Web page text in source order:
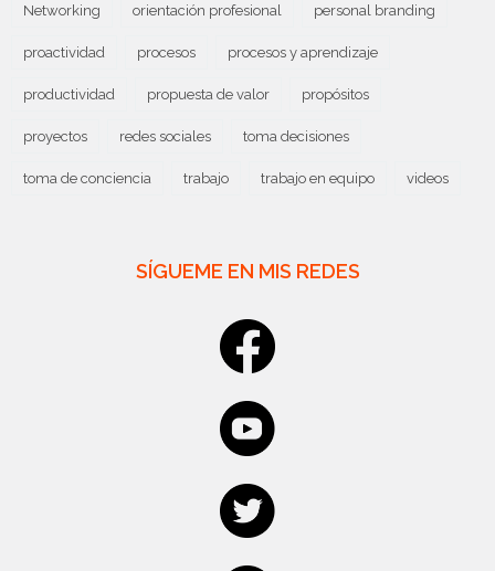
Networking orientación profesional personal branding
proactividad procesos procesos y aprendizaje
productividad propuesta de valor propósitos
proyectos redes sociales toma decisiones
toma de conciencia trabajo trabajo en equipo videos
SÍGUEME EN MIS REDES